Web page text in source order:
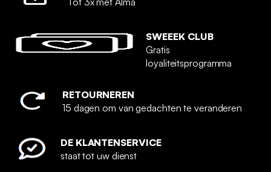
SWEEEK CLUB
Gratis
loyaliteitsprogramma
RETOURNEREN
15 dagen om van gedachten te veranderen
DE KLANTENSERVICE
staat tot uw dienst